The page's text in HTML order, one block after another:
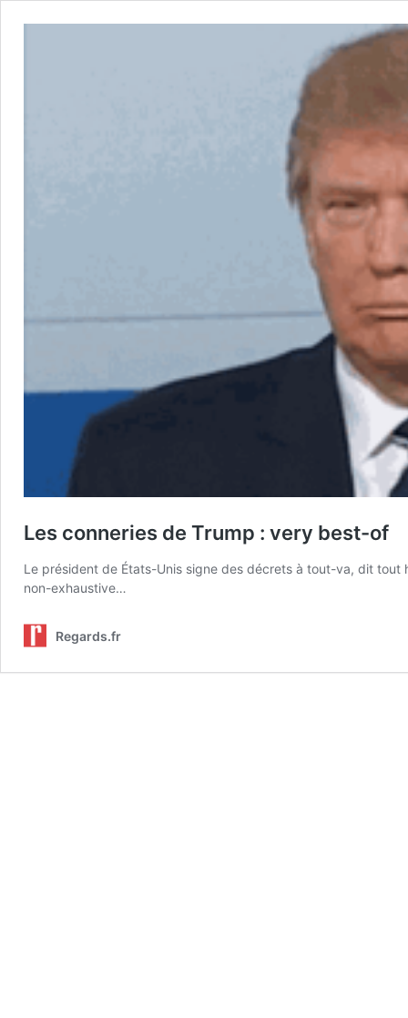
Les conneries de Trump : very best-of
Le président de États-Unis signe des décrets à tout-va, dit tout
non-exhaustive…
Regards.fr